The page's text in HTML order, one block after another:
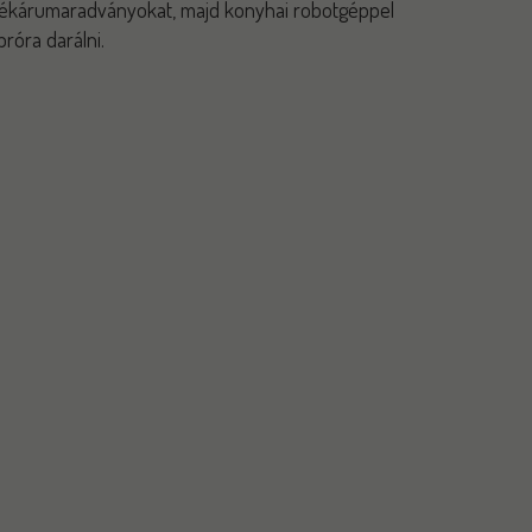
majd konyhai robotgéppel
darálni.